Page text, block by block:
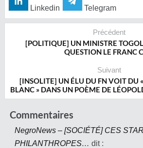
Linkedin Telegram
Précédent
[POLITIQUE] UN MINISTRE
QUESTION LE FRANC
Suivant
[INSOLITE] UN ÉLU DU FN VOIT DU
BLANC » DANS UN POÈME DE
Commentaires
NegroNews – [SOCIÉTÉ] CES
PHILANTHROPES… dit :